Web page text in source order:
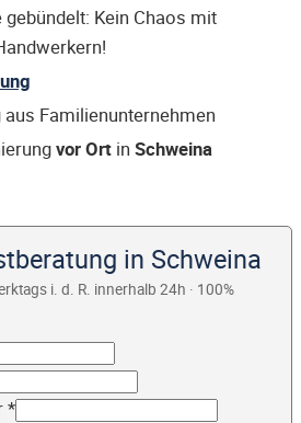
Kein Chaos mit
aus Familienunternehmen
vor Ort in Schweina
in Schweina
i. d. R. innerhalb 24h · 100%
*